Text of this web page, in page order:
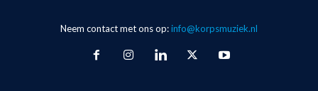
Neem contact met ons op:info@korpsmuziek.nl